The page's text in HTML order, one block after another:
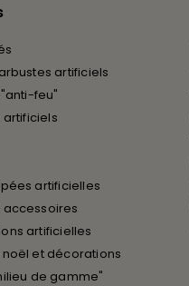
artificiels
feu"
artificiels
artificielles
accessoires
artificielles
noël et décorations
de gamme"